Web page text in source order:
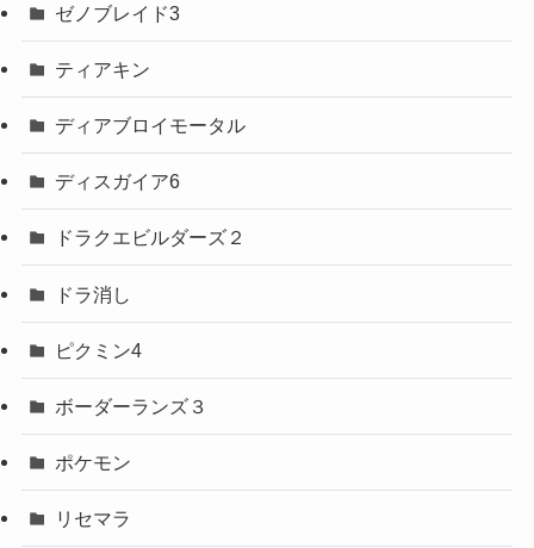
ゼノブレイド3
ティアキン
ディアブロイモータル
ディスガイア6
ドラクエビルダーズ２
ドラ消し
ピクミン4
ボーダーランズ３
ポケモン
リセマラ